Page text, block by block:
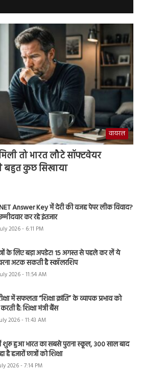
वायरल
तो भारत लौटे सॉफ्टवेयर
बहुत कुछ सिखाया
Answer Key में देरी की वजह पेपर लीक विवाद?
कर रहे इंतजार
2026 - 6:11 PM
के लिए बड़ा अपडेट! 15 अगस्त से पहले कर लें ये
अटक सकती है स्कॉलरशिप
2026 - 11:54 AM
में सफलता “शिक्षा क्रांति” के व्यापक प्रभाव को
है: शिक्षा मंत्री बैंस
2026 - 11:43 AM
शुरू हुआ भारत का सबसे पुराना स्कूल, 300 साल बाद
है हजारों छात्रों को शिक्षा
2026 - 7:14 PM